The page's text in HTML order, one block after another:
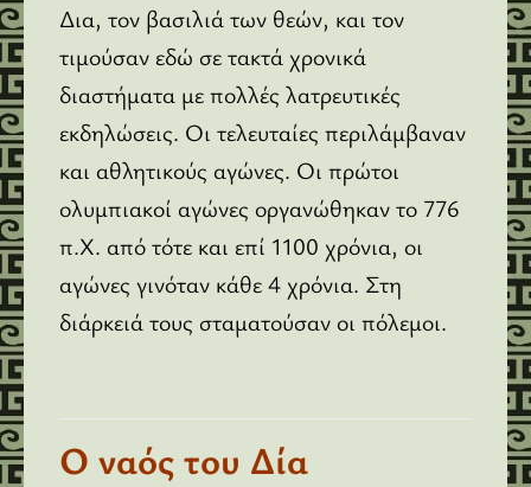
Δια, τον βασιλιά των θεών, και τον
τιμούσαν εδώ σε τακτά χρονικά
διαστήματα με πολλές λατρευτικές
εκδηλώσεις. Οι τελευταίες περιλάμβαναν
και αθλητικούς αγώνες. Οι πρώτοι
ολυμπιακοί αγώνες οργανώθηκαν το 776
π.Χ. από τότε και επί 1100 χρόνια, οι
αγώνες γινόταν κάθε 4 χρόνια. Στη
διάρκειά τους σταματούσαν οι πόλεμοι.
Ο ναός του Δία